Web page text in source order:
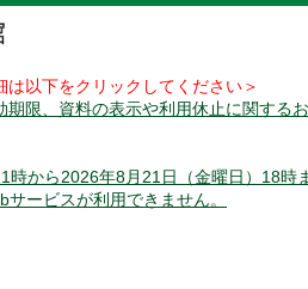
以下をクリックしてください＞
期限、資料の表示や利用休止に関する
時から2026年8月21日（金曜日）18時
ービスが利用できません。